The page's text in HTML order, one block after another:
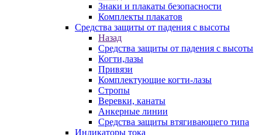
Знаки и плакаты безопасности
Комплекты плакатов
Средства защиты от падения с высоты
Назад
Средства защиты от падения с высоты
Когти,лазы
Привязи
Комплектующие когти-лазы
Стропы
Веревки, канаты
Анкерные линии
Средства защиты втягивающего типа
Индикаторы тока